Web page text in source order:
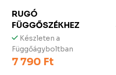
RUGÓ
FÜGGŐSZÉKHEZ
Készleten a
Függőágyboltban
7 790 Ft